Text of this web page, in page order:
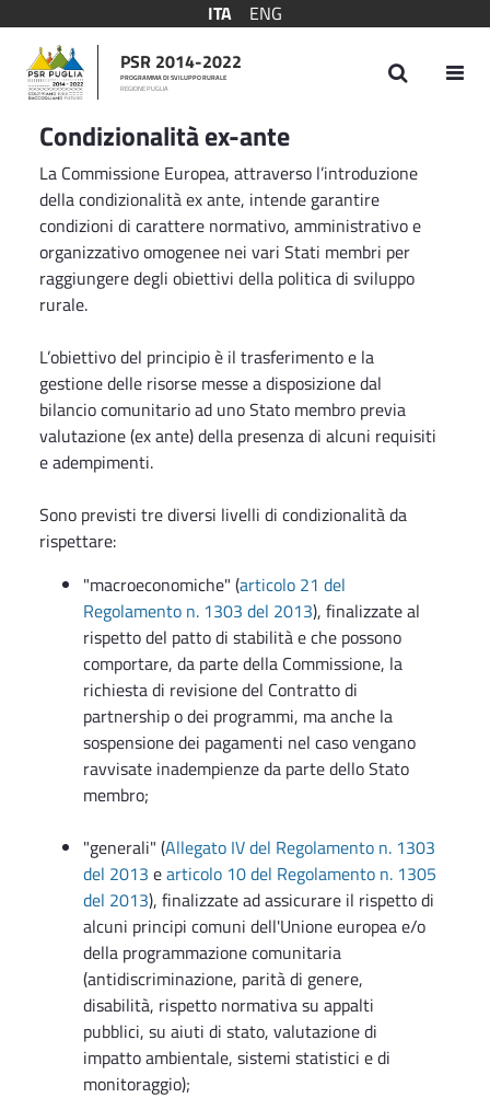
ITA
ENG
PSR 2014-2022
PROGRAMMA DI SVILUPPO RURALE
REGIONE PUGLIA
Condizionalità ex ante
Condizionalità ex-ante
La Commissione Europea, attraverso l’introduzione
della condizionalità ex ante, intende garantire
condizioni di carattere normativo, amministrativo e
organizzativo omogenee nei vari Stati membri per
raggiungere degli obiettivi della politica di sviluppo
rurale.
L’obiettivo del principio è il trasferimento e la
gestione delle risorse messe a disposizione dal
bilancio comunitario ad uno Stato membro previa
valutazione (ex ante) della presenza di alcuni requisiti
e adempimenti.
Sono previsti tre diversi livelli di condizionalità da
rispettare:
"macroeconomiche" (articolo 21 del
Regolamento n. 1303 del 2013), finalizzate al
rispetto del patto di stabilità e che possono
comportare, da parte della Commissione, la
richiesta di revisione del Contratto di
partnership o dei programmi, ma anche la
sospensione dei pagamenti nel caso vengano
ravvisate inadempienze da parte dello Stato
membro;
"generali" (Allegato IV del Regolamento n. 1303
del 2013 earticolo 10 del Regolamento n. 1305
del 2013), finalizzate ad assicurare il rispetto di
alcuni principi comuni dell'Unione europea e/o
della programmazione comunitaria
(antidiscriminazione, parità di genere,
disabilità, rispetto normativa su appalti
pubblici, su aiuti di stato, valutazione di
impatto ambientale, sistemi statistici e di
monitoraggio);